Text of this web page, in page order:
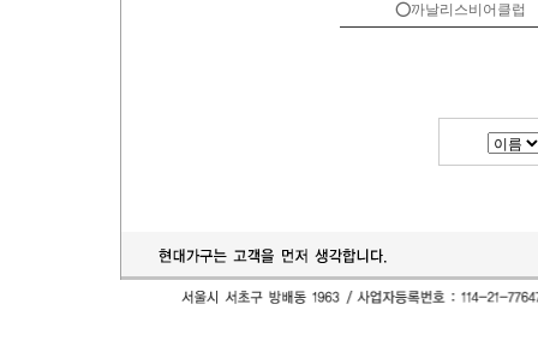
⭕️까날리스비어클럽